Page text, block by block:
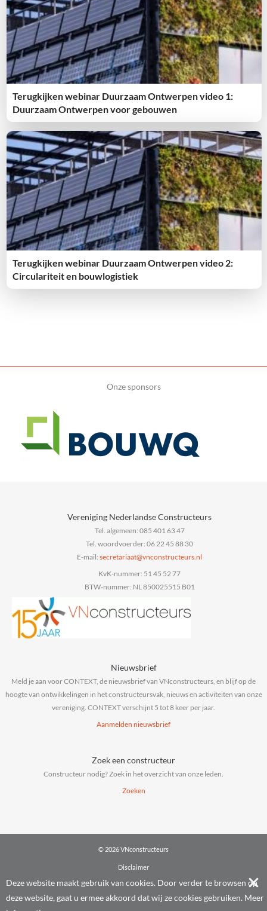
Deze website maakt gebruik van cookies. Door verder te browsen op
deze website, gaat u ermee akkoord dat wij ze cookies gebruiken. Meer
Terugkijken webinar Duurzaam Ontwerpen video 1:
Duurzaam Ontwerpen voor gebouwen
Terugkijken webinar Duurzaam Ontwerpen video 2:
Circulariteit en bouwlogistiek
Onze sponsors
Vereniging Nederlandse Constructeurs
Tel. algemeen: 085 401 63 47
Tel. woordvoerder: 06 22 45 88 30
E-mail:
ln.sruetcurtsnocnv
@taairaterces
KvK-nummer: 51 45 52 77
BTW-nummer: NL 850025515 B01
Nieuwsbrief
Meld je aan voor CONTEXT, de nieuwsbrief van VNconstructeurs, en blijf op de
hoogte van ontwikkelingen in het constructeursvak, nieuws en activiteiten van onze
vereniging. CONTEXT verschijnt 5 tot 8 keer per jaar.
Aanmelden nieuwsbrief
Zoek een constructeur
Constructeur nodig? Zoek in het overzicht van onze leden.
Zoeken
© 2026 VNconstructeurs
Disclaimer
Privacy & cookies